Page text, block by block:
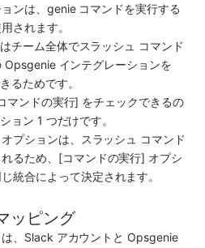
ンは、genie コマンドを実行する
されます。
はチーム全体でスラッシュ コマンド
Opsgenie
るためです。
マンドの実行] をチェックできるの
ョン 1 つだけです。
プションは、スラッシュ コマンド
るため、[コマンドの実行] オプシ
統合によって決定されます。
ッピング
、 Slack アカウントと Opsgenie